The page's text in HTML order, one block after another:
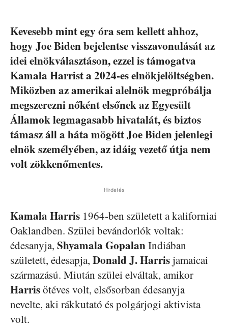
Kevesebb mint egy óra sem kellett ahhoz,
hogy Joe Biden bejelentse visszavonulását az
idei elnökválasztáson, ezzel is támogatva
Kamala Harrist a 2024-es elnökjelöltségben.
Miközben az amerikai alelnök megpróbálja
megszerezni nőként elsőnek az Egyesült
Államok legmagasabb hivatalát, és biztos
támasz áll a háta mögött Joe Biden jelenlegi
elnök személyében, az idáig vezető útja nem
volt zökkenőmentes.
Hirdetés
Kamala Harris 1964-ben született a kaliforniai
Oaklandben. Szülei bevándorlók voltak:
édesanyja, Shyamala GopalanIndiában
született, édesapja, Donald J. Harrisjamaicai
származású. Miután szülei elváltak, amikor
Harrisötéves volt, elsősorban édesanyja
nevelte, aki rákkutató és polgárjogi aktivista
volt.